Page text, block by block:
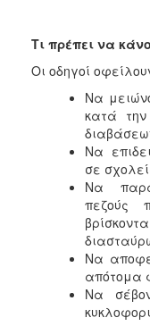
Τι πρέπει να
Οι οδηγοί
Να
κατά
Να
σε
Να
πεζούς
Να
απότομα
Να